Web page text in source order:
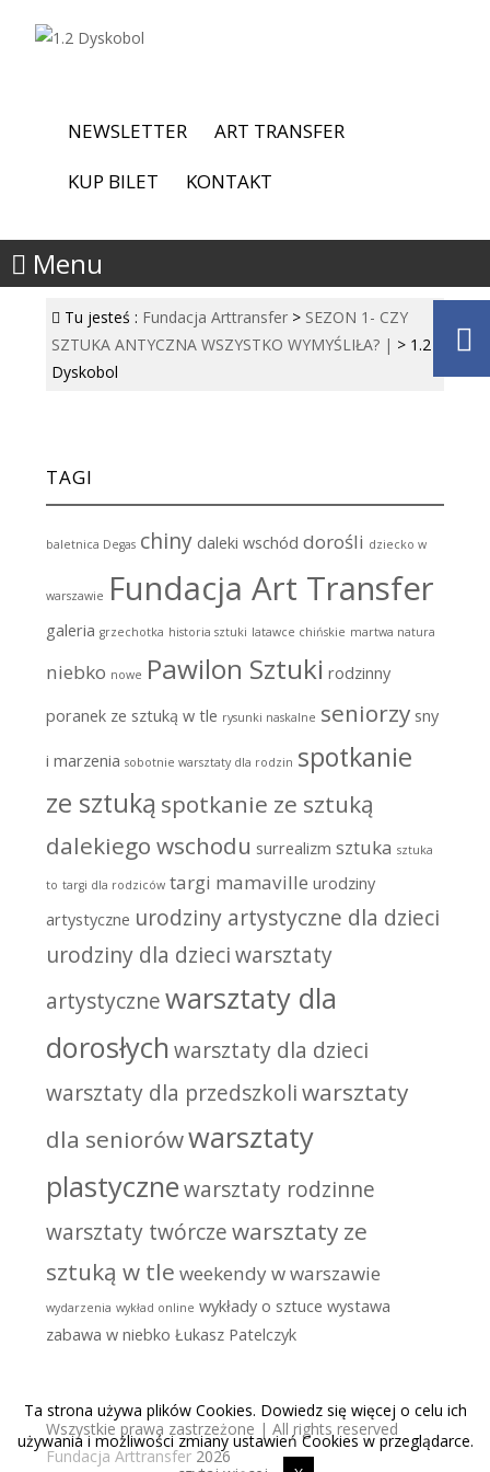
NEWSLETTER
ART TRANSFER
KUP BILET
KONTAKT
Menu
Tu jesteś : Fundacja Arttransfer > SEZON 1- CZY
SZTUKA ANTYCZNA WSZYSTKO WYMYŚLIŁA? | > 1.2
Dyskobol
TAGI
baletnica Degas chiny daleki wschód dorośli dziecko w
warszawie Fundacja Art Transfer
galeria grzechotka historia sztuki latawce chińskie martwa natura
niebko nowe Pawilon Sztuki rodzinny
poranek ze sztuką w tle rysunki naskalne seniorzy sny
i marzenia sobotnie warsztaty dla rodzin spotkanie
ze sztuką spotkanie ze sztuką
dalekiego wschodu surrealizm sztuka sztuka
to targi dla rodziców targi mamaville urodziny
artystyczne urodziny artystyczne dla dzieci
urodziny dla dzieci warsztaty
artystyczne warsztaty dla
dorosłych warsztaty dla dzieci
warsztaty dla przedszkoli warsztaty
dla seniorówwarsztaty
plastyczne warsztaty rodzinne
warsztaty twórcze warsztaty ze
sztuką w tle weekendy w warszawie
wydarzenia wykład online wykłady o sztuce wystawa
zabawa w niebko Łukasz Patelczyk
Wszystkie prawa zastrzeżone | All rights reserved
Fundacja Arttransfer 2026
Ta strona używa plików Cookies. Dowiedz się więcej o celu ich
używania i możliwości zmiany ustawień Cookies w przeglądarce.